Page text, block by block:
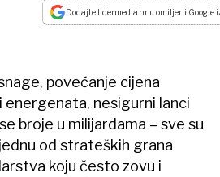
Dodajte lidermedia.hr u omiljeni Google
povećanje cijena
energenata, nesigurni lanci
broje u milijardama – sve su
od strateških grana
koju često zovu i